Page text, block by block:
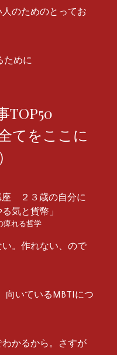
のためのとってお
ために
TOP50
てをここに
座 ２３歳の自分に
気と貨幣」
痺れる哲学
。作れない、ので
向いているMBTIにつ
かるから。さすが